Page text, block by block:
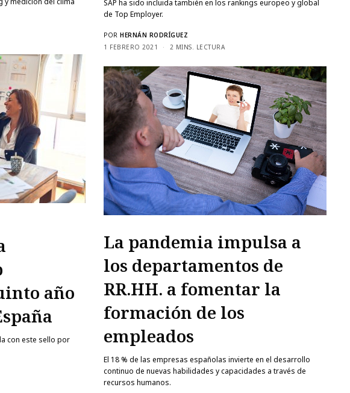
SAP ha sido incluida también en los rankings europeo y global
de Top Employer.
POR HERNÁN RODRÍGUEZ
1 FEBRERO 2021
2 MINS. LECTURA
año
con este sello por
La pandemia impulsa a
los departamentos de
RR.HH. a fomentar la
formación de los
empleados
El 18 % de las empresas españolas invierte en el desarrollo
continuo de nuevas habilidades y capacidades a través de
recursos humanos.